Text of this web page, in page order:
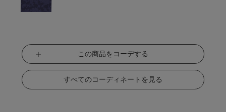
この商品をコーデする
すべてのコーディネートを見る